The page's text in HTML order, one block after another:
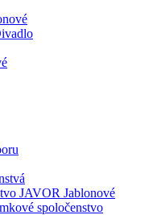
JAVOR Jablonové
spoločenstvo